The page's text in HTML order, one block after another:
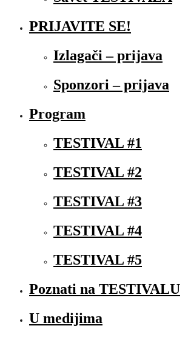
PRIJAVITE SE!
Izlagači – prijava
Sponzori – prijava
Program
TESTIVAL #1
TESTIVAL #2
TESTIVAL #3
TESTIVAL #4
TESTIVAL #5
Poznati na TESTIVALU
U medijima